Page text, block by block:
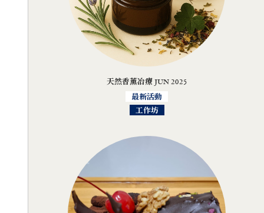
天然香薰冶療 JUN 2025
最新活動
工作坊